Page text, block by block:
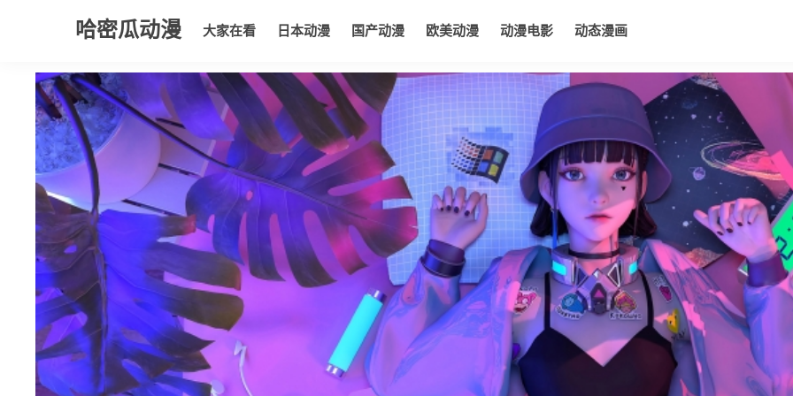
哈密瓜动漫 大家在看 日本动漫 国产动漫 欧美动漫 动漫电影 动态漫画
大家在看 日本动漫 国产动漫 欧美动漫 动漫电影 动态漫画